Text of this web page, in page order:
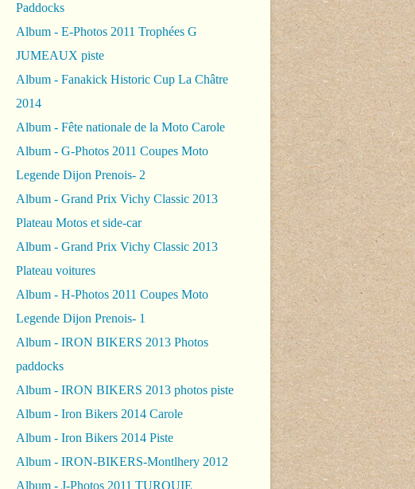
Paddocks
Album - E-Photos 2011 Trophées G
JUMEAUX piste
Album - Fanakick Historic Cup La Châtre
2014
Album - Fête nationale de la Moto Carole
Album - G-Photos 2011 Coupes Moto
Legende Dijon Prenois- 2
Album - Grand Prix Vichy Classic 2013
Plateau Motos et side-car
Album - Grand Prix Vichy Classic 2013
Plateau voitures
Album - H-Photos 2011 Coupes Moto
Legende Dijon Prenois- 1
Album - IRON BIKERS 2013 Photos
paddocks
Album - IRON BIKERS 2013 photos piste
Album - Iron Bikers 2014 Carole
Album - Iron Bikers 2014 Piste
Album - IRON-BIKERS-Montlhery 2012
Album - J-Photos 2011 TURQUIE